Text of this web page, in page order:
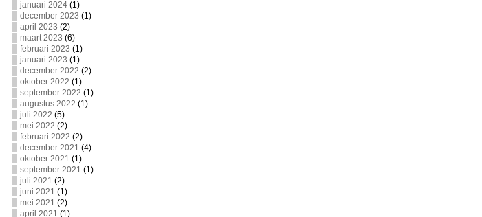
januari 2024(1)
december 2023 (1)
april 2023 (2)
maart 2023 (6)
februari 2023 (1)
januari 2023 (1)
december 2022 (2)
oktober 2022 (1)
september 2022 (1)
augustus 2022 (1)
juli 2022 (5)
mei 2022 (2)
februari 2022 (2)
december 2021 (4)
oktober 2021 (1)
september 2021 (1)
juli 2021 (2)
juni 2021 (1)
mei 2021 (2)
april 2021 (1)